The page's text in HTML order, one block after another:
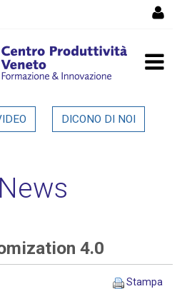
4.0 -
DICONO DI NOI
News
4.0
Stampa